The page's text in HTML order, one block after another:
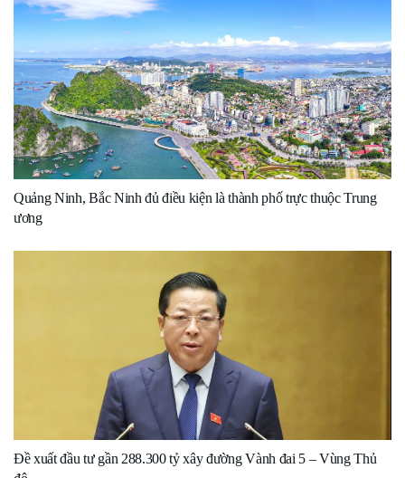
Quảng Ninh, Bắc Ninh đủ điều kiện là thành phố trực thuộc Trung
ương
Đề xuất đầu tư gần 288.300 tỷ xây đường Vành đai 5 – Vùng Thủ